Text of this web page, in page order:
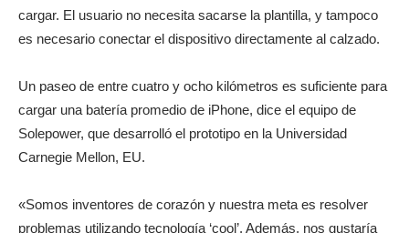
cargar. El usuario no necesita sacarse la plantilla, y tampoco
es necesario conectar el dispositivo directamente al calzado.
Un paseo de entre cuatro y ocho kilómetros es suficiente para
cargar una batería promedio de iPhone, dice el equipo de
Solepower, que desarrolló el prototipo en la Universidad
Carnegie Mellon, EU.
«Somos inventores de corazón y nuestra meta es resolver
problemas utilizando tecnología ‘cool’. Además, nos gustaría